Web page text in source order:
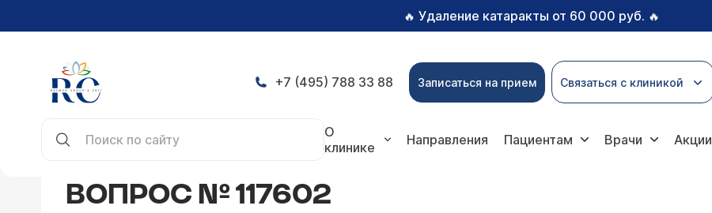
🔥 Удаление катаракты от 60 000 руб. 🔥
+7 (495) 788 33 88 Записаться на прием Связаться с клиникой
О
клинике
Направления Пациентам Врачи Акции
ВОПРОС № 117602